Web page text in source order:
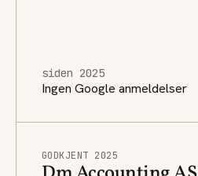
siden 2025
Ingen Google anmeldelser
GODKJENT 2025